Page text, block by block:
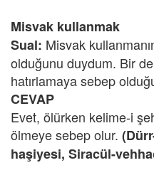
Misvak kullanmak
Sual: Misvak
olduğunu duydum. Bir
hatırlamaya sebep
CEVAP
Evet, ölürken kelime-i
ölmeye sebep olur.
haşiyesi, Siracül-